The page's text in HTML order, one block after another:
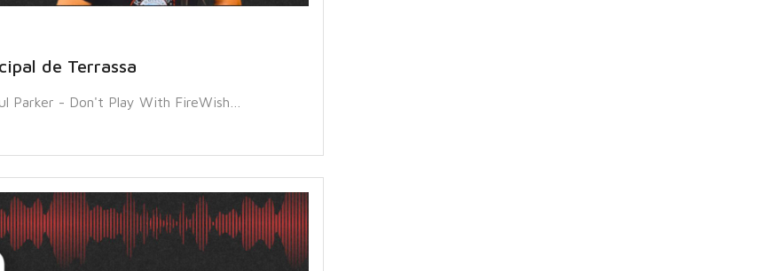
de Terrassa
Parker - Don't Play With FireWish…